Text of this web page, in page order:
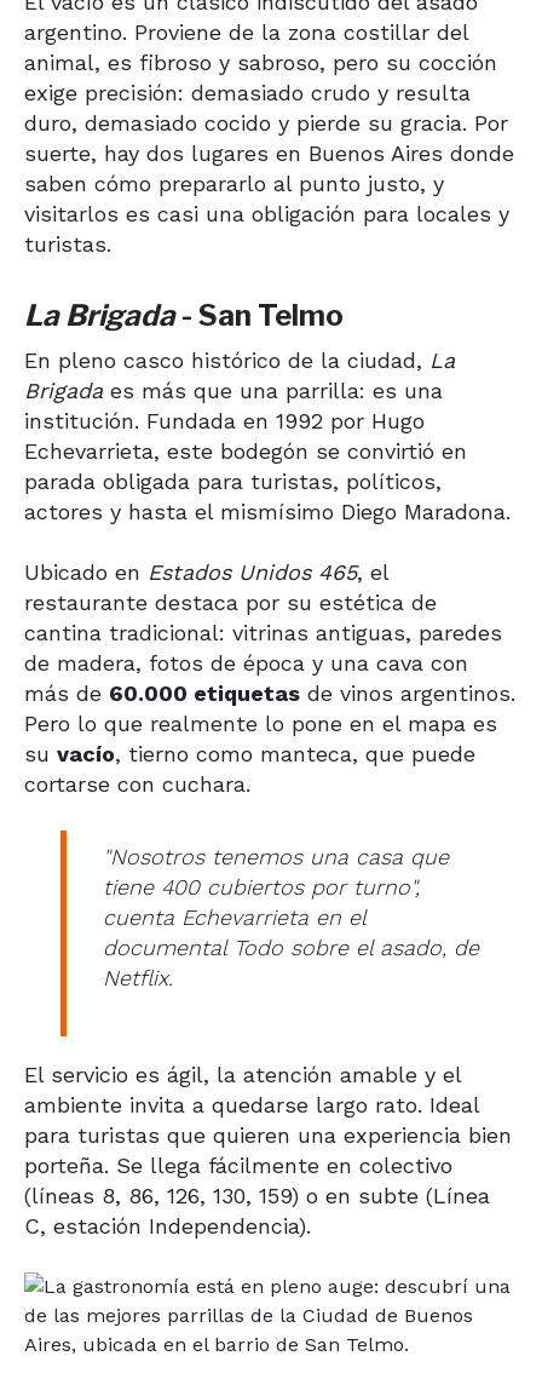
argentino. Proviene de la zona costillar del
animal, es fibroso y sabroso, pero su cocción
exige precisión: demasiado crudo y resulta
duro, demasiado cocido y pierde su gracia. Por
suerte, hay dos lugares en Buenos Aires donde
saben cómo prepararlo al punto justo, y
visitarlos es casi una obligación para locales y
turistas.
La Brigada- San Telmo
En pleno casco histórico de la ciudad, La
Brigada es más que una parrilla: es una
institución. Fundada en 1992 por Hugo
Echevarrieta, este bodegón se convirtió en
parada obligada para turistas, políticos,
actores y hasta el mismísimo Diego Maradona.
Ubicado en Estados Unidos 465, el
restaurante destaca por su estética de
cantina tradicional: vitrinas antiguas, paredes
de madera, fotos de época y una cava con
más de 60.000 etiquetas de vinos argentinos.
Pero lo que realmente lo pone en el mapa es
su vacío, tierno como manteca, que puede
cortarse con cuchara.
"Nosotros tenemos una casa que
tiene 400 cubiertos por turno",
cuenta Echevarrieta en el
documental Todo sobre el asado, de
Netflix.
El servicio es ágil, la atención amable y el
ambiente invita a quedarse largo rato. Ideal
para turistas que quieren una experiencia bien
porteña. Se llega fácilmente en colectivo
(líneas 8, 86, 126, 130, 159) o en subte (Línea
C, estación Independencia).